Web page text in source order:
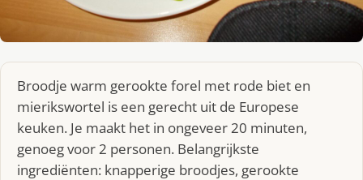
Broodje warm gerookte forel met rode biet en
mierikswortel is een gerecht uit de Europese
keuken. Je maakt het in ongeveer 20 minuten,
genoeg voor 2 personen. Belangrijkste
ingrediënten: knapperige broodjes, gerookte